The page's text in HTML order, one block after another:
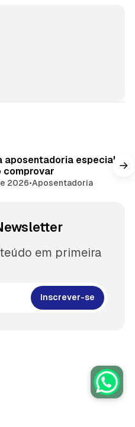
especial?
comprovar
2026•Aposentadoria
em primeira
Inscrever-se